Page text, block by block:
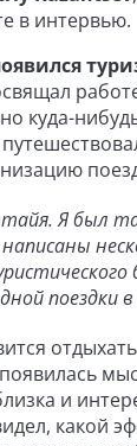
в интервью.
куда-
Я был
и
какой